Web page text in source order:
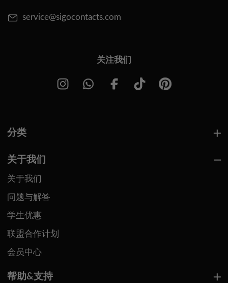
service@sigocontacts.com
关注我们
分类
关于我们
关于我们
问题与解答
学生优惠
联盟合作计划
会员中心
帮助&支持